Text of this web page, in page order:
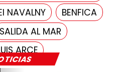
NAVALNY
BENFICA
SALIDA AL MAR
ARCE